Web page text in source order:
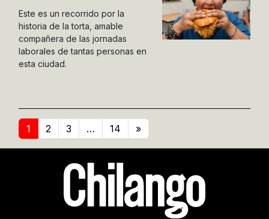
Este es un recorrido por la
historia de la torta, amable
compañera de las jornadas
laborales de tantas personas en
esta ciudad.
1 2 3 … 14 »